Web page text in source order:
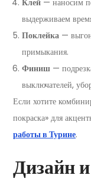
Клей — наносим
выдерживаем
Поклейка —
примыкания.
Финиш —
выключателей,
Если хотите
покраска» для
работы в Турине.
Дизайн